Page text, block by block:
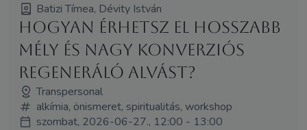
Batizi Tímea, Dévity István
Hogyan érhetsz el hosszabb
mély és nagy konverziós
regeneráló alvást?
Transpersonal
alkímia, önismeret, spiritualitás, workshop
szombat, 2026-06-27., 12:00 - 13:00